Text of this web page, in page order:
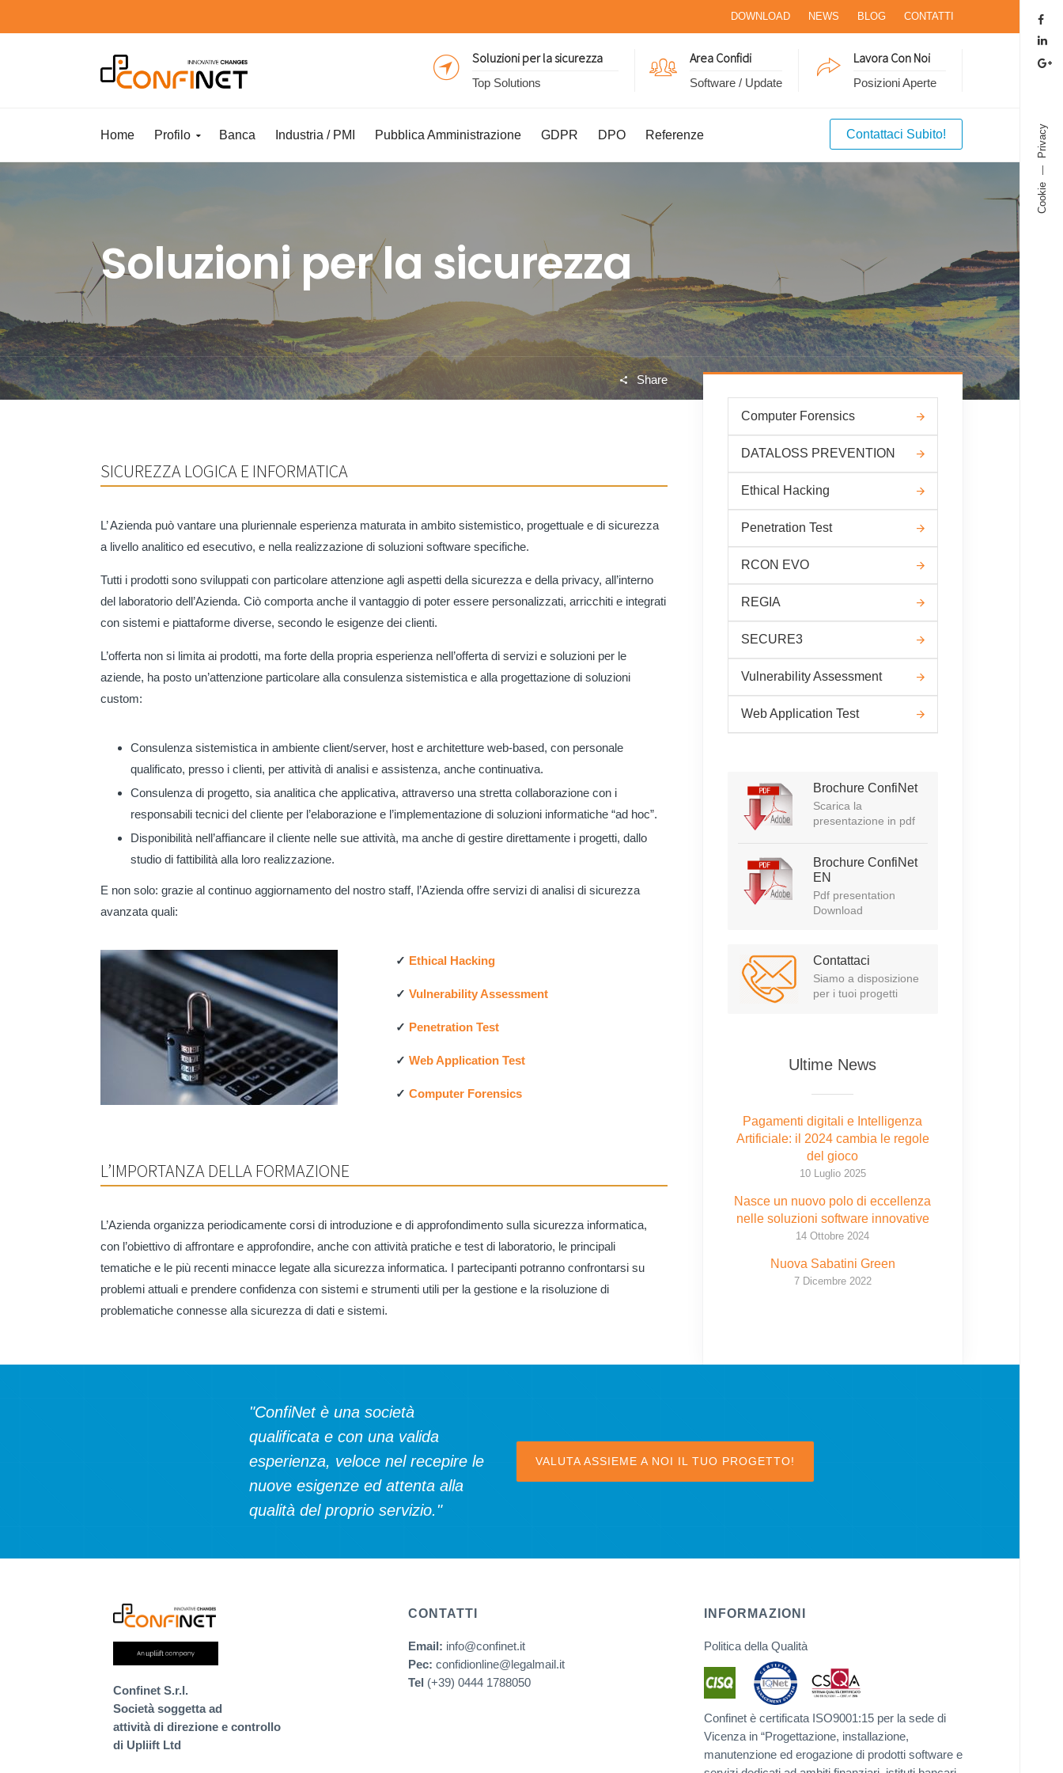
DOWNLOAD NEWS BLOG CONTATTI
Lavora Con Noi
Posizioni Aperte
Area Confidi
Software / Update
Soluzioni per la sicurezza
Top Solutions
Home Profilo Banca Industria / PMI Pubblica Amministrazione GDPR DPO Referenze Contattaci Subito!
Soluzioni per la sicurezza
Share
SICUREZZA LOGICA E INFORMATICA
L’ Azienda può vantare una pluriennale esperienza maturata in ambito sistemistico, progettuale e di sicurezza
a livello analitico ed esecutivo, e nella realizzazione di soluzioni software specifiche.
Tutti i prodotti sono sviluppati con particolare attenzione agli aspetti della sicurezza e della privacy, all’interno
del laboratorio dell’Azienda. Ciò comporta anche il vantaggio di poter essere personalizzati, arricchiti e integrati
con sistemi e piattaforme diverse, secondo le esigenze dei clienti.
L’offerta non si limita ai prodotti, ma forte della propria esperienza nell’offerta di servizi e soluzioni per le
aziende, ha posto un’attenzione particolare alla consulenza sistemistica e alla progettazione di soluzioni
custom:
Consulenza sistemistica in ambiente client/server, host e architetture web-based, con personale
qualificato, presso i clienti, per attività di analisi e assistenza, anche continuativa.
Consulenza di progetto, sia analitica che applicativa, attraverso una stretta collaborazione con i
responsabili tecnici del cliente per l’elaborazione e l’implementazione di soluzioni informatiche “ad hoc”.
Disponibilità nell’affiancare il cliente nelle sue attività, ma anche di gestire direttamente i progetti, dallo
studio di fattibilità alla loro realizzazione.
E non solo: grazie al continuo aggiornamento del nostro staff, l’Azienda offre servizi di analisi di sicurezza
avanzata quali:
✓ Ethical Hacking
✓Vulnerability Assessment
✓ Penetration Test
✓Web Application Test
✓Computer Forensics
L’IMPORTANZA DELLA FORMAZIONE
L’Azienda organizza periodicamente corsi di introduzione e di approfondimento sulla sicurezza informatica,
con l’obiettivo di affrontare e approfondire, anche con attività pratiche e test di laboratorio, le principali
tematiche e le più recenti minacce legate alla sicurezza informatica. I partecipanti potranno confrontarsi su
problemi attuali e prendere confidenza con sistemi e strumenti utili per la gestione e la risoluzione di
problematiche connesse alla sicurezza di dati e sistemi.
Computer Forensics
DATALOSS PREVENTION
Ethical Hacking
Penetration Test
RCON EVO
REGIA
SECURE3
Vulnerability Assessment
Web Application Test
Brochure ConfiNet
Scarica la
presentazione in pdf
Brochure ConfiNet
EN
Pdf presentation
Download
Contattaci
Siamo a disposizione
per i tuoi progetti
Ultime News
Pagamenti digitali e Intelligenza
Artificiale: il 2024 cambia le regole
del gioco
10 Luglio 2025
Nasce un nuovo polo di eccellenza
nelle soluzioni software innovative
14 Ottobre 2024
Nuova Sabatini Green
7 Dicembre 2022
"ConfiNet è una società
qualificata e con una valida
esperienza, veloce nel recepire le
nuove esigenze ed attenta alla
qualità del proprio servizio."
VALUTA ASSIEME A NOI IL TUO PROGETTO!
Confinet S.r.l.
Società soggetta ad
attività di direzione e controllo
di Upliift Ltd
CONTATTI
Email: info@confinet.it
Pec: confidionline@legalmail.it
Tel (+39) 0444 1788050
INFORMAZIONI
Politica della Qualità
Confinet è certificata ISO9001:15 per la sede di
Vicenza in “Progettazione, installazione,
manutenzione ed erogazione di prodotti software e
Privacy
Cookie